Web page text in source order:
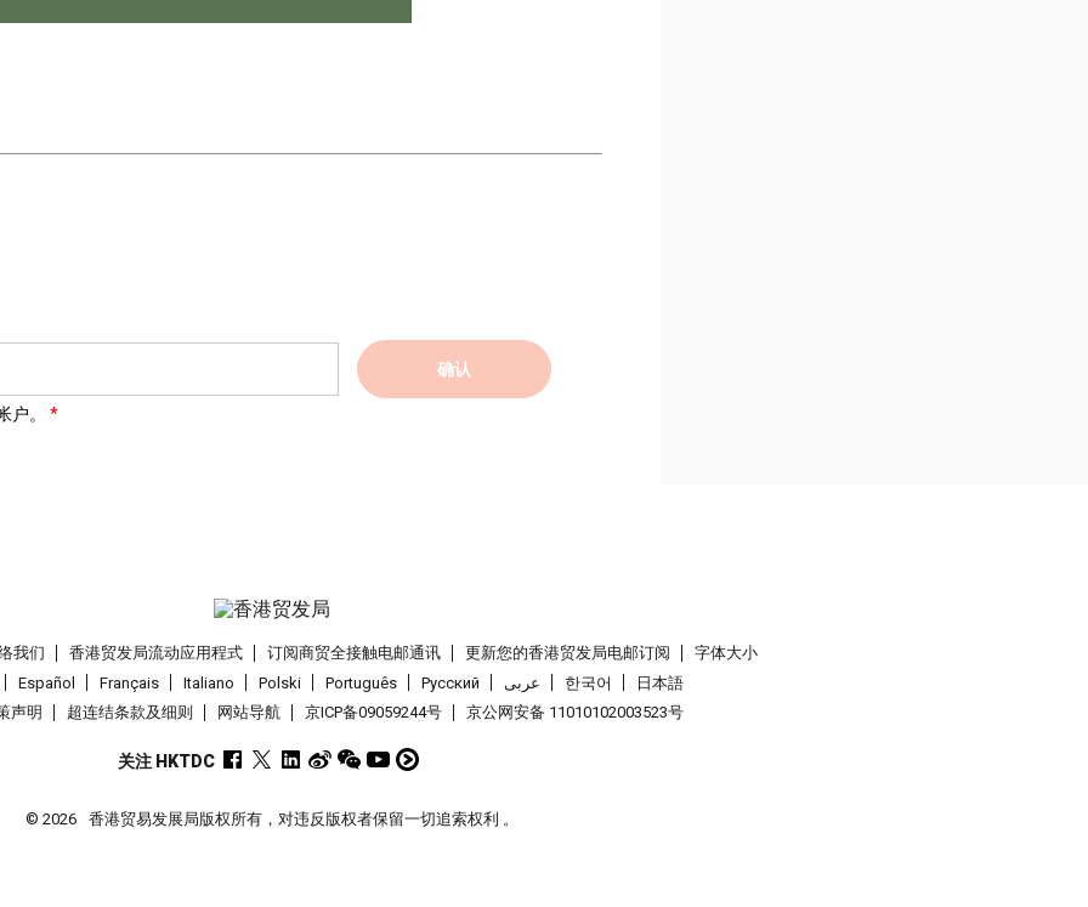
确认
。
我们 香港贸发局流动应用程式 订阅商贸全接触电邮通讯 更新您的香港贸发局电邮订阅
字体大小
Español
Français Italiano Polski Português Pусский عربى 한국어
日本語
声明
超连结条款及细则 网站导航 京ICP备09059244号 京公网安备 11010102003523号
关注 HKTDC
© 2026 香港贸易发展局版权所有，对违反版权者保留一切追索权利 。